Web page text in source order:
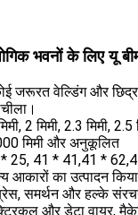
भवनों के लिए यू
जरूरत वेल्डिंग और
2 मिमी, 2.3 मिमी, 2.5
मिमी और अनुकूलित
25, 41 * 41,41 *
आकारों का उत्पादन
समर्थन और हल्के
और डेटा